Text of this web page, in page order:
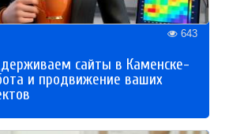
643
сайты в Каменске-
и продвижение ваших